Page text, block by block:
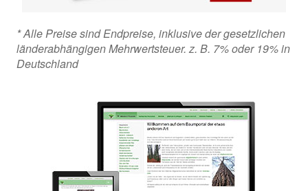
* Alle Preise sind Endpreise, inklusive der gesetzlichen
länderabhängigen Mehrwertsteuer. z. B. 7% oder 19% in
Deutschland